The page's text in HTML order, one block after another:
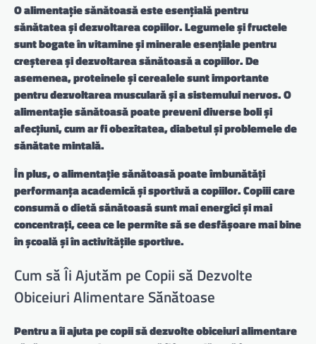
O alimentație sănătoasă este esențială pentru
sănătatea și dezvoltarea copiilor.Legumele și fructele
sunt bogate în vitamine și minerale esențiale pentru
creșterea și dezvoltarea sănătoasă a copiilor. De
asemenea,proteinele și cerealelesunt importante
pentru dezvoltarea musculară și a sistemului nervos. O
alimentație sănătoasă poate preveni diverse boli și
afecțiuni, cum ar fi obezitatea, diabetul și problemele de
sănătate mintală.
În plus, o alimentație sănătoasă poate îmbunătăți
performanța academică și sportivă a copiilor. Copiii care
consumă o dietă sănătoasă sunt mai energici și mai
concentrați, ceea ce le permite să se desfășoare mai bine
în școală și în activitățile sportive.
Cum să Îi Ajutăm pe Copii să Dezvolte
Obiceiuri Alimentare Sănătoase
Pentru a îi ajuta pe copii să dezvolte obiceiuri alimentare